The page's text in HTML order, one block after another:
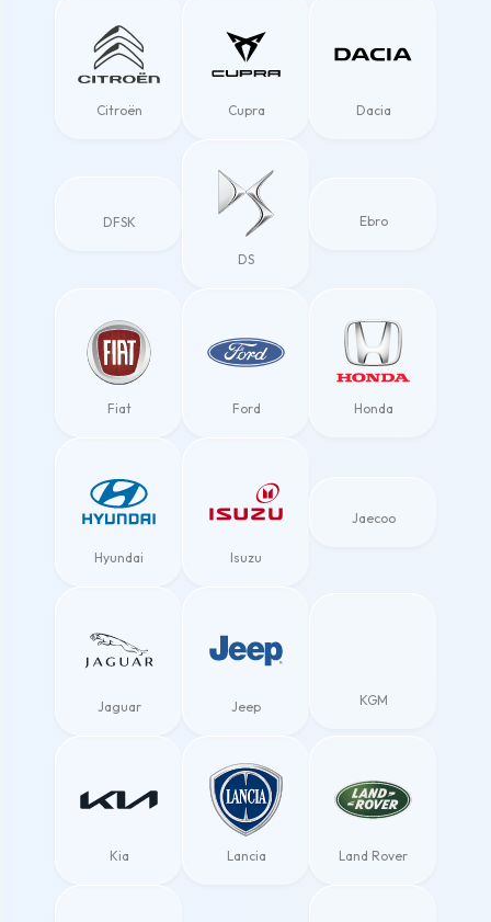
Citroën Cupra Dacia
DFSK
DS
Ebro
Fiat Ford Honda
Hyundai Isuzu
Jaecoo
Jaguar Jeep KGM
Kia Lancia Land Rover